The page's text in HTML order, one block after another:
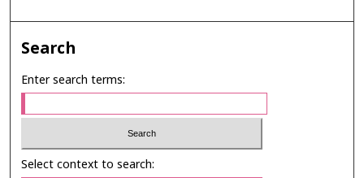
Search
Enter search terms:
Select context to search: